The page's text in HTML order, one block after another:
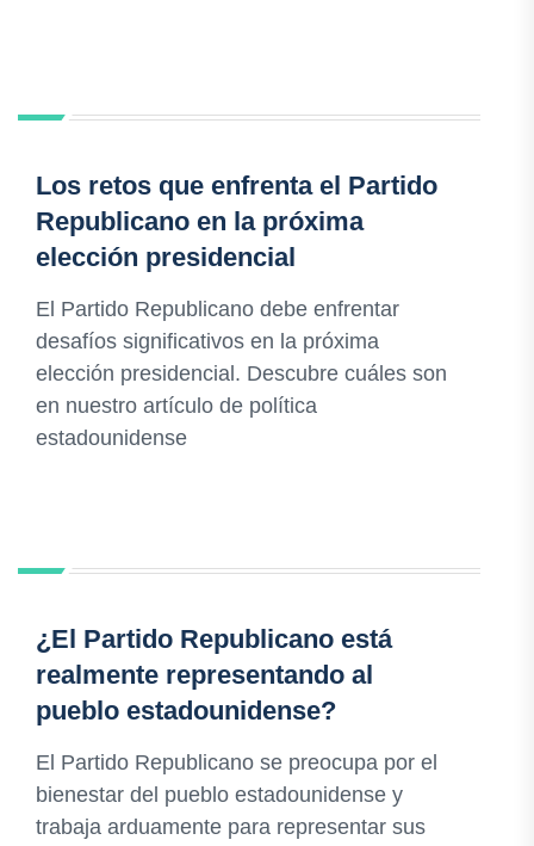
Los retos que enfrenta el Partido
Republicano en la próxima
elección presidencial
El Partido Republicano debe enfrentar
desafíos significativos en la próxima
elección presidencial. Descubre cuáles son
en nuestro artículo de política
estadounidense
¿El Partido Republicano está
realmente representando al
pueblo estadounidense?
El Partido Republicano se preocupa por el
bienestar del pueblo estadounidense y
trabaja arduamente para representar sus